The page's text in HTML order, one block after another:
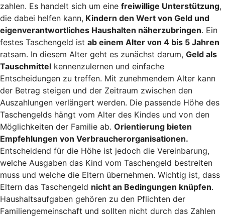
zahlen. Es handelt sich um eine freiwillige Unterstützung,
die dabei helfen kann, Kindern den Wert von Geld und
eigenverantwortliches Haushalten näherzubringen. Ein
festes Taschengeld ist ab einem Alter von 4 bis 5 Jahren
ratsam. In diesem Alter geht es zunächst darum, Geld als
Tauschmittel kennenzulernen und einfache
Entscheidungen zu treffen. Mit zunehmendem Alter kann
der Betrag steigen und der Zeitraum zwischen den
Auszahlungen verlängert werden. Die passende Höhe des
Taschengelds hängt vom Alter des Kindes und von den
Möglichkeiten der Familie ab. Orientierung bieten
Empfehlungen von Verbraucherorganisationen.
Entscheidend für die Höhe ist jedoch die Vereinbarung,
welche Ausgaben das Kind vom Taschengeld bestreiten
muss und welche die Eltern übernehmen. Wichtig ist, dass
Eltern das Taschengeld nicht an Bedingungen knüpfen.
Haushaltsaufgaben gehören zu den Pflichten der
Familiengemeinschaft und sollten nicht durch das Zahlen